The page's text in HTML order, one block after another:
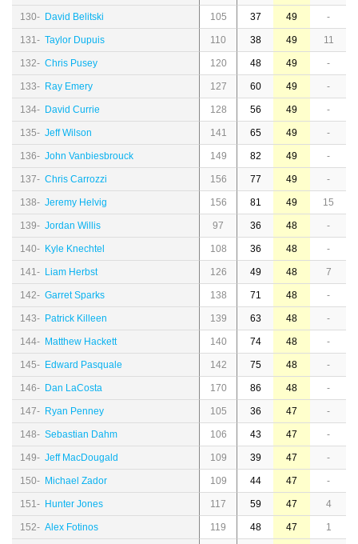
130- David Belitski 105 37 49 -
131- Taylor Dupuis 110 38 49 11
132- Chris Pusey 120 48 49 -
133- Ray Emery 127 60 49 -
134- David Currie 128 56 49 -
135- Jeff Wilson 141 65 49 -
136- John Vanbiesbrouck 149 82 49 -
137- Chris Carrozzi 156 77 49 -
138- Jeremy Helvig 156 81 49 15
139- Jordan Willis 97 36 48 -
140- Kyle Knechtel 108 36 48 -
141- Liam Herbst 126 49 48 7
142- Garret Sparks 138 71 48 -
143- Patrick Killeen 139 63 48 -
144- Matthew Hackett 140 74 48 -
145- Edward Pasquale 142 75 48 -
146- Dan LaCosta 170 86 48 -
147- Ryan Penney 105 36 47 -
148- Sebastian Dahm 106 43 47 -
149- Jeff MacDougald 109 39 47 -
150- Michael Zador 109 44 47 -
151- Hunter Jones 117 59 47 4
152- Alex Fotinos 119 48 47 1